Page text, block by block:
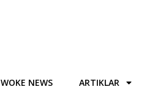
WOKE NEWS ARTIKLAR